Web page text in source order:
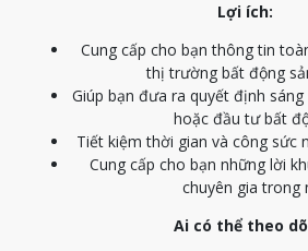
Lợi ích:
Cung cấp cho bạn thông tin
thị trường bất động
Giúp bạn đưa ra quyết định
hoặc đầu tư bất
Tiết kiệm thời gian và công sức
Cung cấp cho bạn những lời
chuyên gia trong
Ai có thể theo